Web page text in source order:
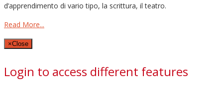
d’apprendimento di vario tipo, la scrittura, il teatro.
Read More...
×Close
Login to access different features